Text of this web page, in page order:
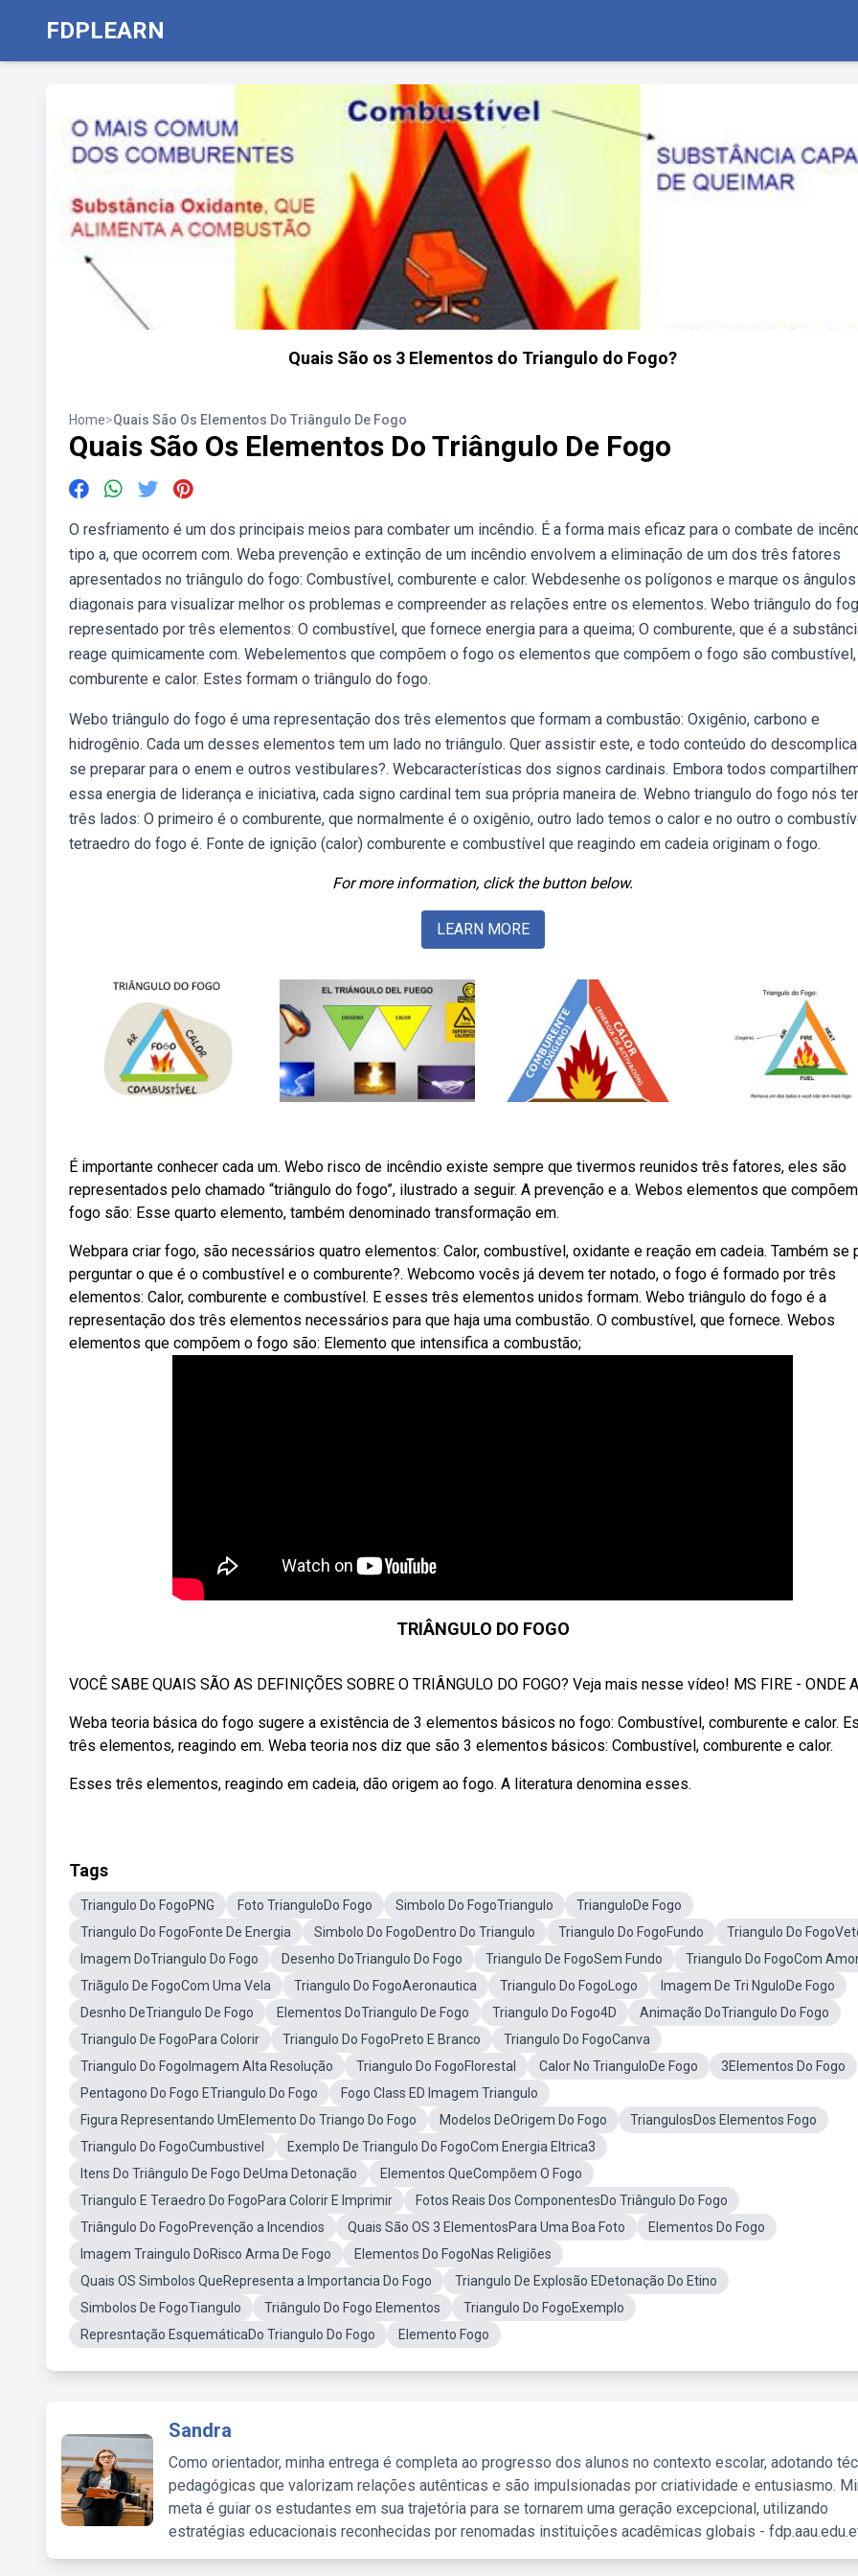
FDPLEARN
Quais São os 3 Elementos do Triangulo do Fogo?
Home>Quais São Os Elementos Do Triângulo De Fogo
Quais São Os Elementos Do Triângulo De Fogo
O resfriamento é um dos principais meios para combater um incêndio. É a forma mais eficaz para o combate de
tipo a, que ocorrem com. Weba prevenção e extinção de um incêndio envolvem a eliminação de um dos três fatores
apresentados no triângulo do fogo: Combustível, comburente e calor. Webdesenhe os polígonos e marque os
diagonais para visualizar melhor os problemas e compreender as relações entre os elementos. Webo triângulo do
representado por três elementos: O combustível, que fornece energia para a queima; O comburente, que é a
reage quimicamente com. Webelementos que compõem o fogo os elementos que compõem o fogo são combustível,
comburente e calor. Estes formam o triângulo do fogo.
Webo triângulo do fogo é uma representação dos três elementos que formam a combustão: Oxigênio, carbono e
hidrogênio. Cada um desses elementos tem um lado no triângulo. Quer assistir este, e todo conteúdo do
se preparar para o enem e outros vestibulares?. Webcaracterísticas dos signos cardinais. Embora todos
essa energia de liderança e iniciativa, cada signo cardinal tem sua própria maneira de. Webno triangulo do fogo nós
três lados: O primeiro é o comburente, que normalmente é o oxigênio, outro lado temos o calor e no outro o
tetraedro do fogo é. Fonte de ignição (calor) comburente e combustível que reagindo em cadeia originam o fogo.
For more information, click the button below.
LEARN MORE
É importante conhecer cada um. Webo risco de incêndio existe sempre que tivermos reunidos três fatores, eles são
representados pelo chamado “triângulo do fogo”, ilustrado a seguir. A prevenção e a. Webos elementos que
fogo são: Esse quarto elemento, também denominado transformação em.
Webpara criar fogo, são necessários quatro elementos: Calor, combustível, oxidante e reação em cadeia. Também se
perguntar o que é o combustível e o comburente?. Webcomo vocês já devem ter notado, o fogo é formado por três
elementos: Calor, comburente e combustível. E esses três elementos unidos formam. Webo triângulo do fogo é a
representação dos três elementos necessários para que haja uma combustão. O combustível, que fornece. Webos
elementos que compõem o fogo são: Elemento que intensifica a combustão;
TRIÂNGULO DO FOGO
VOCÊ SABE QUAIS SÃO AS DEFINIÇÕES SOBRE O TRIÂNGULO DO FOGO? Veja mais nesse vídeo! MS FIRE - ONDE
Weba teoria básica do fogo sugere a existência de 3 elementos básicos no fogo: Combustível, comburente e calor.
três elementos, reagindo em. Weba teoria nos diz que são 3 elementos básicos: Combustível, comburente e calor.
Esses três elementos, reagindo em cadeia, dão origem ao fogo. A literatura denomina esses.
Tags
Triangulo Do FogoPNG Foto TrianguloDo Fogo Simbolo Do FogoTriangulo
TrianguloDe Fogo
Triangulo Do FogoFonte De Energia
Simbolo Do FogoDentro Do Triangulo Triangulo Do FogoFundo
Triangulo Do
Imagem DoTriangulo Do Fogo
Desenho DoTriangulo Do Fogo Triangulo De FogoSem Fundo
Triangulo Do FogoCom
Triãgulo De FogoCom Uma Vela
Triangulo Do FogoAeronautica Triangulo Do FogoLogo
Imagem De Tri NguloDe Fogo
Desnho DeTriangulo De Fogo
Elementos DoTriangulo De Fogo Triangulo Do Fogo4D
Animação DoTriangulo Do Fogo
Triangulo De FogoPara Colorir
Triangulo Do FogoPreto E Branco
Triangulo Do FogoCanva
Triangulo Do FogoImagem Alta Resolução
Triangulo Do FogoFlorestal Calor No TrianguloDe Fogo
3Elementos Do Fogo
Pentagono Do Fogo ETriangulo Do Fogo
Fogo Class ED Imagem Triangulo
Figura Representando UmElemento Do Triango Do Fogo
Modelos DeOrigem Do Fogo
TriangulosDos Elementos Fogo
Triangulo Do FogoCumbustivel
Exemplo De Triangulo Do FogoCom Energia Eltrica3
Itens Do Triângulo De Fogo DeUma Detonação
Elementos QueCompõem O Fogo
Triangulo E Teraedro Do FogoPara Colorir E Imprimir
Fotos Reais Dos ComponentesDo Triângulo Do Fogo
Triângulo Do FogoPrevenção a Incendios
Quais São OS 3 ElementosPara Uma Boa Foto
Elementos Do Fogo
Imagem Traingulo DoRisco Arma De Fogo
Elementos Do FogoNas Religiões
Quais OS Simbolos QueRepresenta a Importancia Do Fogo
Triangulo De Explosão EDetonação Do Etino
Simbolos De FogoTiangulo
Triângulo Do Fogo Elementos
Triangulo Do FogoExemplo
Represntação EsquemáticaDo Triangulo Do Fogo
Elemento Fogo
Sandra
Como orientador, minha entrega é completa ao progresso dos alunos no contexto escolar, adotando
pedagógicas que valorizam relações autênticas e são impulsionadas por criatividade e entusiasmo.
meta é guiar os estudantes em sua trajetória para se tornarem uma geração excepcional, utilizando
estratégias educacionais reconhecidas por renomadas instituições acadêmicas globais -